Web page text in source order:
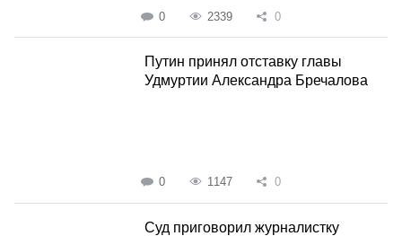
0 2339 0
Путин принял отставку главы
Удмуртии Александра Бречалова
0 1147 0
Суд приговорил журналистку